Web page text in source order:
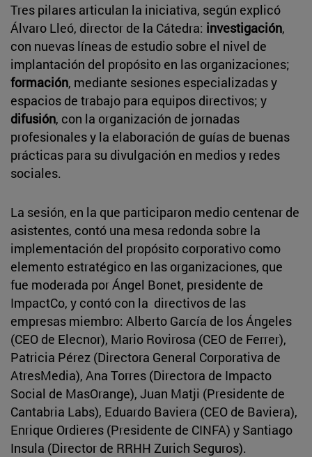
Tres pilares articulan la iniciativa, según explicó
Álvaro Lleó, director de la Cátedra: investigación,
con nuevas líneas de estudio sobre el nivel de
implantación del propósito en las organizaciones;
formación, mediante sesiones especializadas y
espacios de trabajo para equipos directivos; y
difusión, con la organización de jornadas
profesionales y la elaboración de guías de buenas
prácticas para su divulgación en medios y redes
sociales.
La sesión, en la que participaron medio centenar de
asistentes, contó una mesa redonda sobre la
implementación del propósito corporativo como
elemento estratégico en las organizaciones, que
fue moderada por Ángel Bonet, presidente de
ImpactCo, y contó con la directivos de las
empresas miembro: Alberto García de los Ángeles
(CEO de Elecnor), Mario Rovirosa (CEO de Ferrer),
Patricia Pérez (Directora General Corporativa de
AtresMedia), Ana Torres (Directora de Impacto
Social de MasOrange), Juan Matji (Presidente de
Cantabria Labs), Eduardo Baviera (CEO de Baviera),
Enrique Ordieres (Presidente de CINFA) y Santiago
Insula (Director de RRHH Zurich Seguros).